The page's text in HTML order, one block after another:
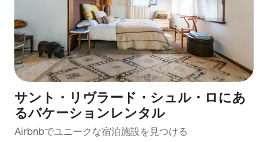
サント・リヴラード・シュル・ロにあ
るバケーションレンタル
Airbnbでユニークな宿泊施設を見つける